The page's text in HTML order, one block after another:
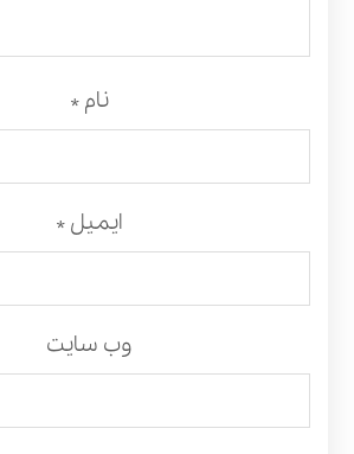
نام*
ایمیل*
وب‌ سایت